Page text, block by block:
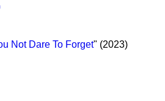
Not Dare To Forget" (2023)